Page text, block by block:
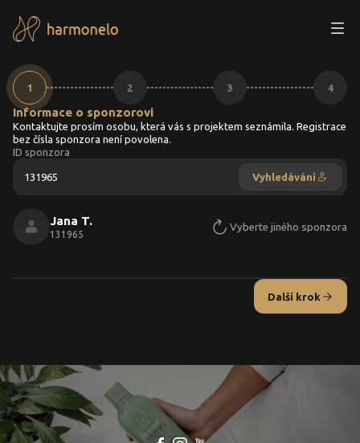
1 2 3 4
Informace o sponzorovi
Kontaktujte prosím osobu, která vás s projektem seznámila. Registrace
bez čísla sponzora není povolena.
ID sponzora
Vyhledávání
Jana T.
131965
Vyberte jiného sponzora
Další krok